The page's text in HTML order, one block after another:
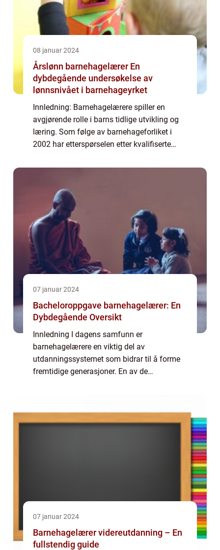
08 januar 2024
Årslønn barnehagelærer En
dybdegående undersøkelse av
lønnsnivået i barnehageyrket
Innledning: Barnehagelærere spiller en
avgjørende rolle i barns tidlige utvikling og
læring. Som følge av barnehageforliket i
2002 har etterspørselen etter kvalifiserte
økende fokus på barns trivsel, læring ...
07 januar 2024
Bacheloroppgave barnehagelærer: En
Dybdegående Oversikt
Innledning I dagens samfunn er
barnehagelærere en viktig del av
utdanningssystemet som bidrar til å forme
fremtidige generasjoner. En av de
07 januar 2024
Barnehagelærer videreutdanning – En
fullstendig guide